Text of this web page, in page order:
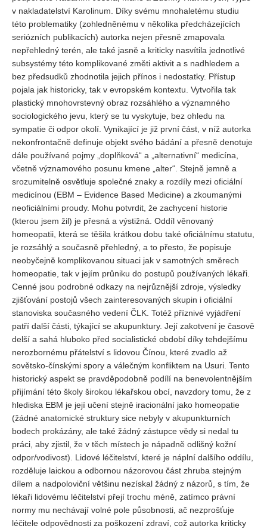
Vydání 1-2/ 2022
Vydání 3-4/ 2022
Vydání 3-4/ 2021
Vydání 2/ 2021
Vydání 1/ 2021
Vydání 3-4/ 2020
Vydání 1-2/ 2020
Vydání 3-4/ 2019
Vydání 1-2/ 2019
Vydání 4/2018
Vydání 2-3/2018
Vydání 1-2018
Vydání 4-2017
Vydání 3-2017
Vydání 2-2017
Vydání 1-2017
Vydání 4-2016
Archiv
EDITOŘI
BLOG
REDAKCE
Pokyny pro autory
ARCHIV
v nakladatelství Karolinum. Díky svému mnohaletému studiu
této problematiky (zohledněnému v několika předcházejících
seriózních publikacích) autorka nejen přesně zmapovala
nepřehledný terén, ale také jasně a kriticky nasvítila jednotlivé
subsystémy této komplikované změti aktivit a s nadhledem a
bez předsudků zhodnotila jejich přínos i nedostatky. Přístup
pojala jak historicky, tak v evropském kontextu. Vytvořila tak
plastický mnohovrstevný obraz rozsáhlého a významného
sociologického jevu, který se tu vyskytuje, bez ohledu na
sympatie či odpor okolí. Vynikající je již první část, v níž autorka
nekonfrontačně definuje objekt svého bádání a přesně denotuje
dále používané pojmy „doplňková“ a „alternativní“ medicína,
včetně významového posunu kmene „alter“. Stejně jemně a
srozumitelně osvětluje společné znaky a rozdíly mezi oficiální
medicínou (EBM – Evidence Based Medicine) a zkoumanými
neoficiálními proudy. Mohu potvrdit, že zachycení historie
(kterou jsem žil) je přesná a výstižná. Oddíl věnovaný
homeopatii, která se těšila krátkou dobu také oficiálnímu statutu,
je rozsáhlý a současně přehledný, a to přesto, že popisuje
neobyčejně komplikovanou situaci jak v samotných směrech
homeopatie, tak v jejím průniku do postupů používaných lékaři.
Cenné jsou podrobné odkazy na nejrůznější zdroje, výsledky
zjišťování postojů všech zainteresovaných skupin i oficiální
stanoviska současného vedení ČLK. Totéž příznivé vyjádření
patří další části, týkající se akupunktury. Její zakotvení je časově
delší a sahá hluboko před socialistické období díky tehdejšímu
nerozbornému přátelství s lidovou Čínou, které zvadlo až
sovětsko-čínskými spory a válečným konfliktem na Usuri. Tento
historický aspekt se pravděpodobně podílí na benevolentnějším
přijímání této školy širokou lékařskou obcí, navzdory tomu, že z
hlediska EBM je její učení stejně iracionální jako homeopatie
(žádné anatomické struktury sice nebyly v akupunkturních
bodech prokázány, ale také žádný zástupce vědy si nedal tu
práci, aby zjistil, že v těch místech je nápadně odlišný kožní
odpor/vodivost). Lidové léčitelství, které je náplní dalšího oddílu,
rozděluje laickou a odbornou názorovou část zhruba stejným
dílem a nadpoloviční většinu nezískal žádný z názorů, s tím, že
lékaři lidovému léčitelství přejí trochu méně, zatímco právní
normy mu nechávají volné pole působnosti, ač nezprošťuje
léčitele odpovědnosti za poškození zdraví, což autorka kriticky